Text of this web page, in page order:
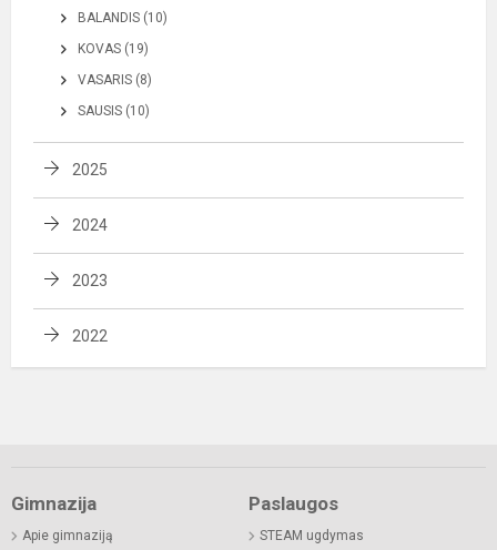
BALANDIS (10)
KOVAS (19)
VASARIS (8)
SAUSIS (10)
2025
2024
2023
2022
Gimnazija
Apie gimnaziją
Paslaugos
STEAM ugdymas